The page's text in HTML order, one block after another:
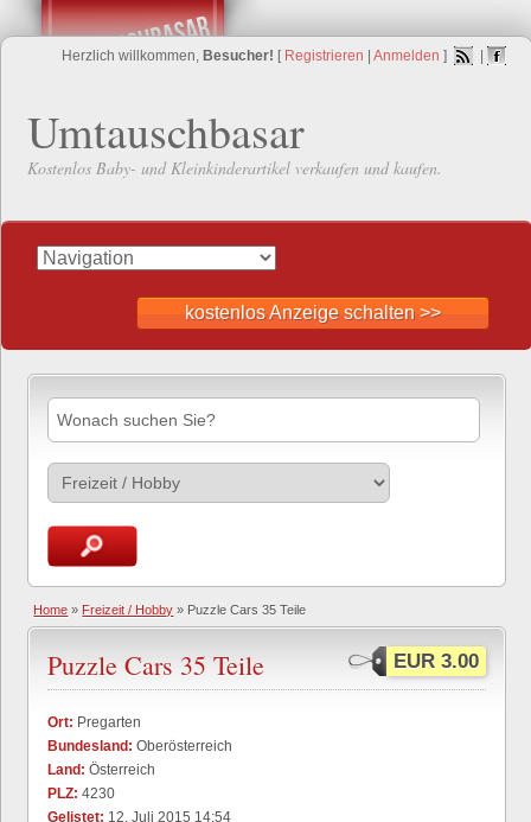
Herzlich willkommen, Besucher! [ Registrieren Anmelden ]
Umtauschbasar
Kostenlos Baby- und Kleinkinderartikel verkaufen und kaufen.
kostenlos Anzeige schalten >>
Home » Freizeit / Hobby » Puzzle Cars 35 Teile
EUR 3.00
Puzzle Cars 35 Teile
Ort: Pregarten
Bundesland: Oberösterreich
Land: Österreich
PLZ: 4230
Gelistet: 12. Juli 2015 14:54